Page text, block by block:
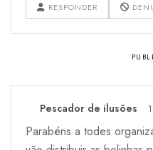
RESPONDER
Pescador de ilusões
Parabéns a todes